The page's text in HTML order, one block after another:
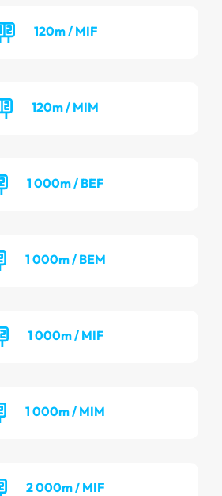
120m / MIF
120m / MIM
1 000m / BEF
1 000m / BEM
1 000m / MIF
1 000m / MIM
2 000m / MIF